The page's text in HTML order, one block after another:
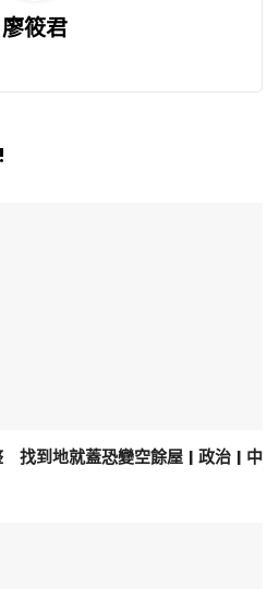
廖筱君
找到地就蓋恐變空餘屋 | 政治 | 中